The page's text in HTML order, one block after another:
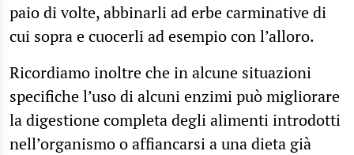
paio di volte, abbinarli ad erbe carminative di
cui sopra e cuocerli ad esempio con l’alloro.
Ricordiamo inoltre che in alcune situazioni
specifiche l’uso di alcuni enzimi può migliorare
la digestione completa degli alimenti introdotti
nell’organismo o affiancarsi a una dieta già